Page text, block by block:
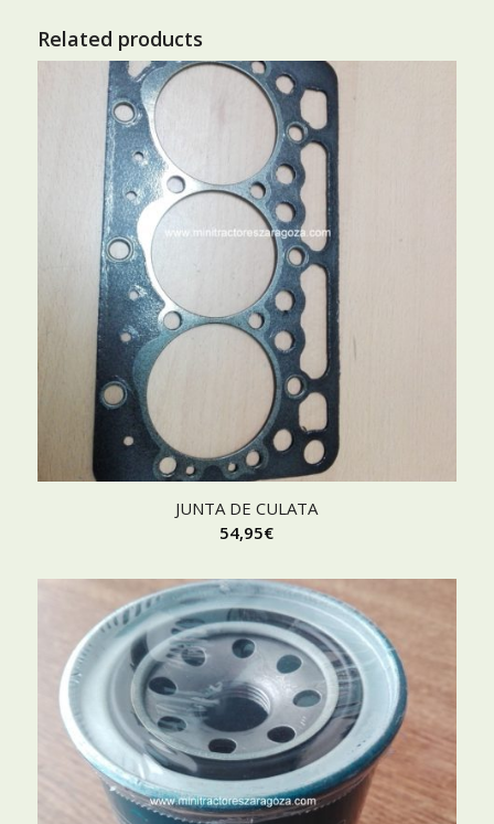
Related products
JUNTA DE CULATA
54,95€